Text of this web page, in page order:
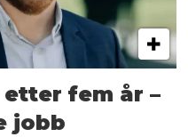
fem år –
jobb